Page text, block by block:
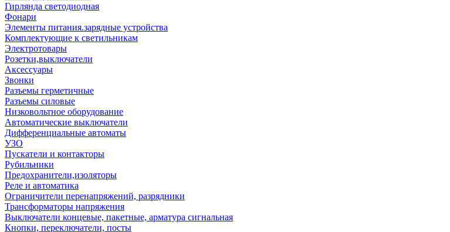
Гирлянда светодиодная
Фонари
Элементы питания.зарядные устройства
Комплектующие к светильникам
Электротовары
Розетки,выключатели
Аксессуары
Звонки
Разъемы герметичные
Разъемы силовые
Низковольтное оборудование
Автоматические выключатели
Дифференциальные автоматы
УЗО
Пускатели и контакторы
Рубильники
Предохранители,изоляторы
Реле и автоматика
Ограничители перенапряжений, разрядники
Трансформаторы напряжения
Выключатели концевые, пакетные, арматура сигнальная
Кнопки, переключатели, посты